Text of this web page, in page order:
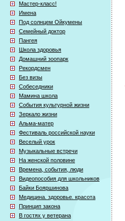
Мастер-класс!
Имена
Под солнцем Ойкумены
Семейный доктор
Пангея
Школа здоровья
Домашний зоопарк
Рекордсмен
Без визы
Собеседники
Мамина школа
События культурной жизни
Зеркало жизни
Альма-матер
Фестиваль российской науки
Веселый урок
Музыкальные встречи
На женской половине
Времена, события, люди
Видеопособия для школьников
Байки Бояршинова
Медицина. здоровье. красота
Принцип закона
В гостях у ветерана